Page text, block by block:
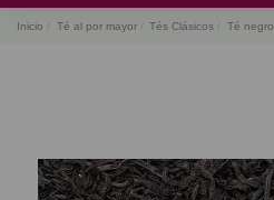
Inicio Té al por mayor Tés Clásicos Té